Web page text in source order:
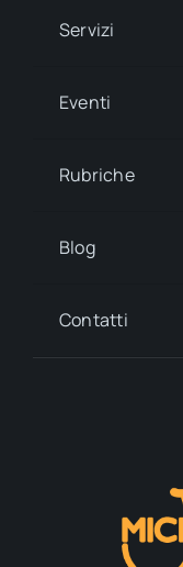
Servizi
Eventi
Rubriche
Blog
Contatti